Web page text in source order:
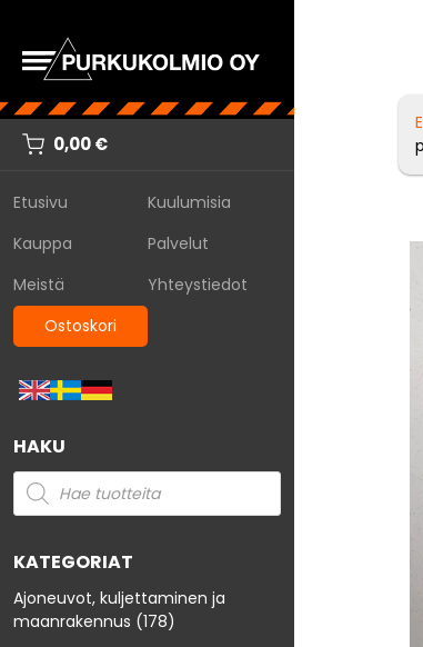
0,00€
Etusivu
Kuulumisia
Kauppa
Palvelut
Meistä
Yhteystiedot
Ostoskori
HAKU
KATEGORIAT
Ajoneuvot, kuljettaminen ja
maanrakennus (178)